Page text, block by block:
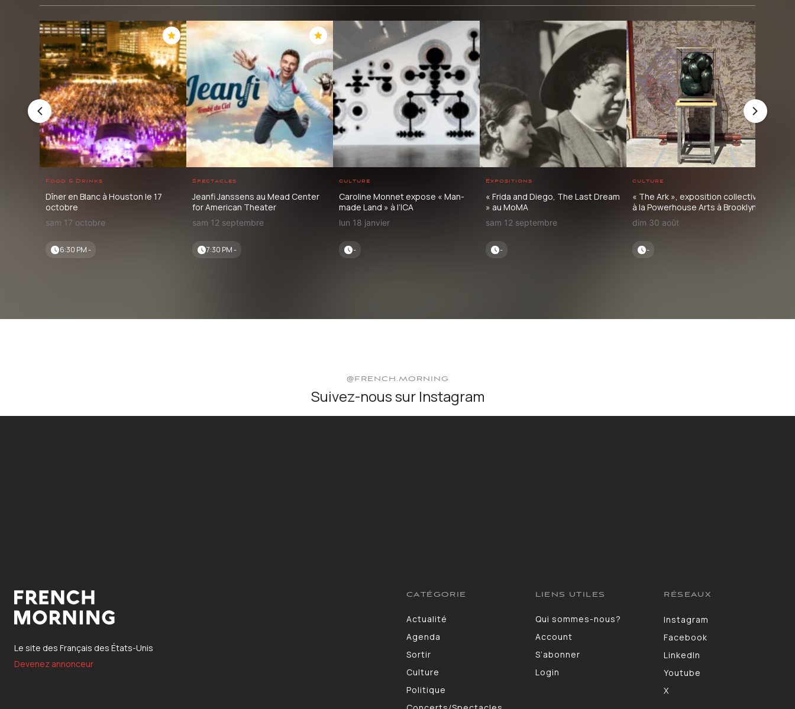
Food & Drinks
Dîner en Blanc à Houston le 17
octobre
sam 17 octobre
6:30 PM -
Spectacles
Jeanfi Janssens au Mead Center
for American Theater
sam 12 septembre
7:30 PM -
culture
Caroline Monnet expose « Man-
made Land » à l’ICA
lun 18 janvier
-
Expositions
« Frida and Diego, The Last Dream
» au MoMA
sam 12 septembre
-
culture
« The Ark », exposition collective
à la Powerhouse Arts à Brooklyn
dim 30 août
-
@FRENCH.MORNING
Suivez-nous sur Instagram
Le site des Français des États-Unis
Devenez annonceur
CATÉGORIE
Actualité
Agenda
Sortir
Culture
Politique
LIENS UTILES
Qui sommes-nous?
Account
S’abonner
Login
RÉSEAUX
Instagram
Facebook
LinkedIn
Youtube
X